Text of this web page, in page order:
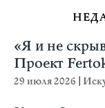
«Я и не
Проект
29 июля 2026